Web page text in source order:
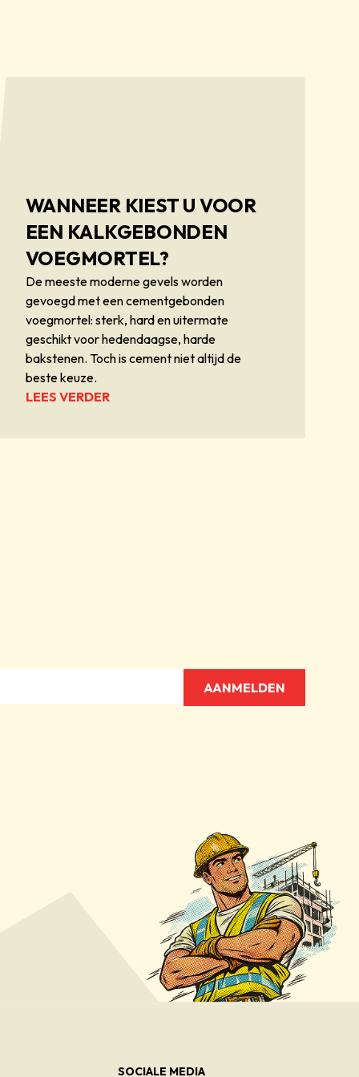
WANNEER KIEST U VOOR
EEN KALKGEBONDEN
VOEGMORTEL?
De meeste moderne gevels worden
gevoegd met een cementgebonden
voegmortel: sterk, hard en uitermate
geschikt voor hedendaagse, harde
bakstenen. Toch is cement niet altijd de
beste keuze.
LEES VERDER
SOCIALE MEDIA